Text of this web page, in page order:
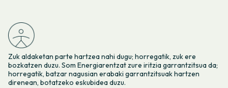
Zuk aldaketan parte hartzea nahi dugu; horregatik, zuk ere
bozkatzen duzu. Som Energiarentzat zure iritzia garrantzitsua da;
horregatik, batzar nagusian erabaki garrantzitsuak hartzen
direnean, botatzeko eskubidea duzu.